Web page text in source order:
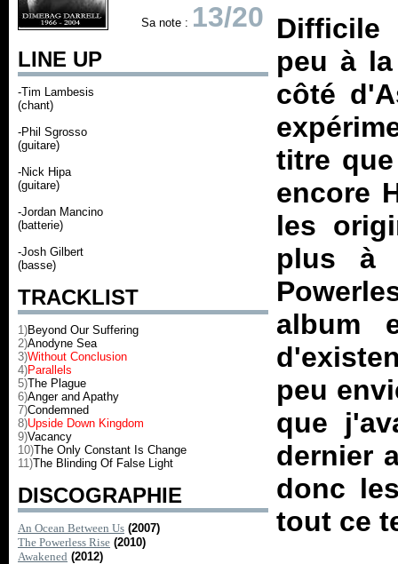
Sa note : 13/20
LINE UP
-Tim Lambesis
(chant)
-Phil Sgrosso
(guitare)
-Nick Hipa
(guitare)
-Jordan Mancino
(batterie)
-Josh Gilbert
(basse)
TRACKLIST
1)Beyond Our Suffering
2)Anodyne Sea
3)Without Conclusion
4)Parallels
5)The Plague
6)Anger and Apathy
7)Condemned
8)Upside Down Kingdom
9)Vacancy
10)The Only Constant Is Change
11)The Blinding Of False Light
DISCOGRAPHIE
An Ocean Between Us (2007)
The Powerless Rise (2010)
Awakened (2012)
Difficile
peu à
côté
titre
encore
les
plus à
album
peu
que
dernier
donc
tout ce